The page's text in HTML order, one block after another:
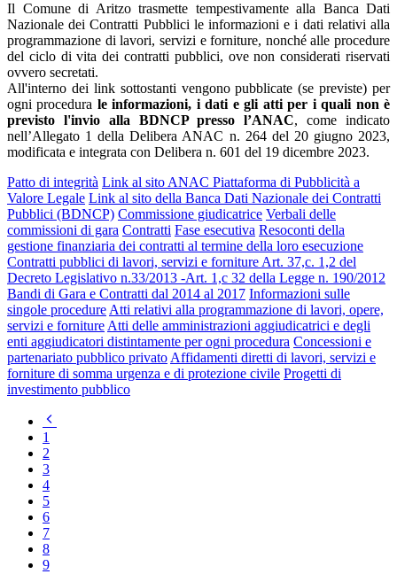
Il Comune di Aritzo trasmette tempestivamente alla Banca Dati
Nazionale dei Contratti Pubblici le informazioni e i dati relativi alla
programmazione di lavori, servizi e forniture, nonché alle procedure
del ciclo di vita dei contratti pubblici, ove non considerati riservati
ovvero secretati.
All'interno dei link sottostanti vengono pubblicate (se previste) per
ogni procedura le informazioni, i dati e gli atti per i quali non è
previsto l'invio alla BDNCP presso l’ANAC, come indicato
nell’Allegato 1 della Delibera ANAC n. 264 del 20 giugno 2023,
modificata e integrata con Delibera n. 601 del 19 dicembre 2023.
Patto di integrità Link al sito ANAC Piattaforma di Pubblicità a
Valore Legale Link al sito della Banca Dati Nazionale dei Contratti
Pubblici (BDNCP) Commissione giudicatrice Verbali delle
commissioni di gara Contratti Fase esecutiva Resoconti della
gestione finanziaria dei contratti al termine della loro esecuzione
Contratti pubblici di lavori, servizi e forniture Art. 37,c. 1,2 del
Decreto Legislativo n.33/2013 -Art. 1,c 32 della Legge n. 190/2012
Bandi di Gara e Contratti dal 2014 al 2017 Informazioni sulle
singole procedure Atti relativi alla programmazione di lavori, opere,
servizi e forniture Atti delle amministrazioni aggiudicatrici e degli
enti aggiudicatori distintamente per ogni procedura Concessioni e
partenariato pubblico privato Affidamenti diretti di lavori, servizi e
forniture di somma urgenza e di protezione civile Progetti di
investimento pubblico
1
2
3
4
5
6
7
8
9